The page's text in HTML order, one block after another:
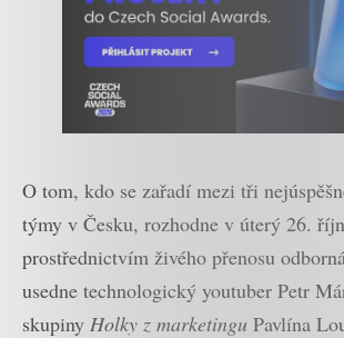
O tom, kdo se zařadí mezi tři
týmy v Česku, rozhodne v úterý 26.
prostřednictvím živého přenosu
usedne technologický youtuber Petr
skupiny Holky z marketingu Pavlína